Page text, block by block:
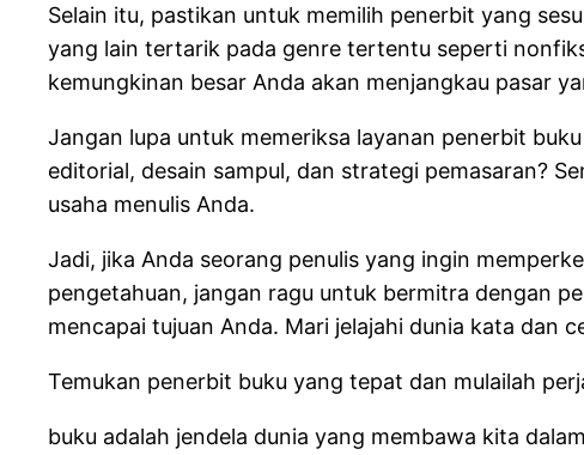
Selain itu, pastikan untuk memilih penerbit yang
yang lain tertarik pada genre tertentu seperti
kemungkinan besar Anda akan menjangkau pasar
Jangan lupa untuk memeriksa layanan penerbit
editorial, desain sampul, dan strategi pemasaran?
usaha menulis Anda.
Jadi, jika Anda seorang penulis yang ingin
pengetahuan, jangan ragu untuk bermitra dengan
mencapai tujuan Anda. Mari jelajahi dunia kata dan
Temukan penerbit buku yang tepat dan mulailah
buku adalah jendela dunia yang membawa kita